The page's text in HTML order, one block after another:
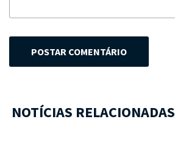
POSTAR COMENTÁRIO
NOTÍCIAS RELACIONADAS